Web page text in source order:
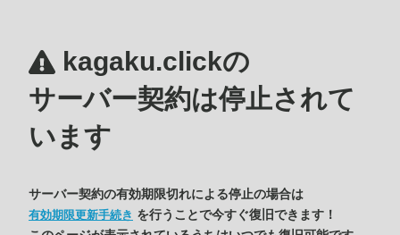
kagaku.clickの
サーバー契約は停止されて
います
サーバー契約の有効期限切れによる停止の場合は
有効期限更新手続き を行うことで今すぐ復旧できます！